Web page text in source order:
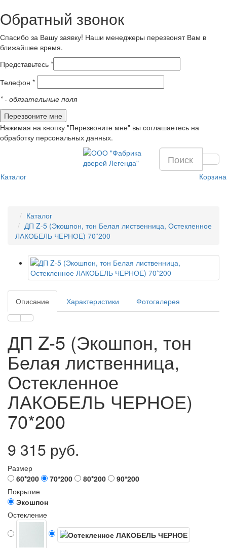
Обратный звонок
Спасибо за Вашу заявку! Наши менеджеры перезвонят Вам в
ближайшее время.
Представьтесь *
Телефон *
*- обязательные поля
Нажимая на кнопку "Перезвоните мне" вы соглашаетесь на
обработку персональных данных.
Каталог Корзина
Каталог
ДП Z-5 (Экошпон, тон Белая лиственница, Остекленное
ЛАКОБЕЛЬ ЧЕРНОЕ) 70*200
Описание Характеристики Фотогалерея
ДП Z-5 (Экошпон, тон
Белая лиственница,
Остекленное
ЛАКОБЕЛЬ ЧЕРНОЕ)
70*200
9 315 руб.
Размер
60*200
70*200 80*200
90*200
Покрытие
Экошпон
Остекление